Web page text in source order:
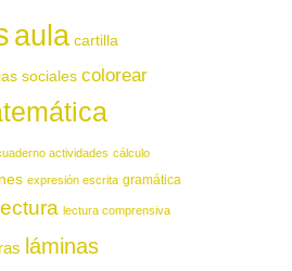
aula cartilla
sociales colorear
actividades cálculo
expresión escrita gramática
lectura lectura comprensiva
láminas